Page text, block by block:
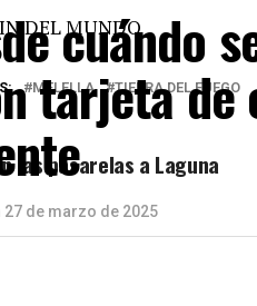
DEL MUNDO
MELELLA TIERRA DEL FUEGO
las pasarelas a Laguna
cuándo
tarjeta
27 de marzo de 2025